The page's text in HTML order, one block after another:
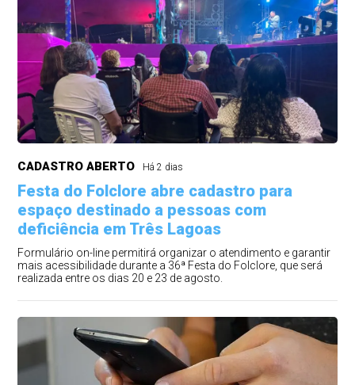
CADASTRO ABERTO Há 2 dias
Festa do Folclore abre cadastro para
espaço destinado a pessoas com
deficiência em Três Lagoas
Formulário on-line permitirá organizar o atendimento e garantir
mais acessibilidade durante a 36ª Festa do Folclore, que será
realizada entre os dias 20 e 23 de agosto.